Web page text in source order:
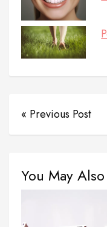
« Previous Post
You May